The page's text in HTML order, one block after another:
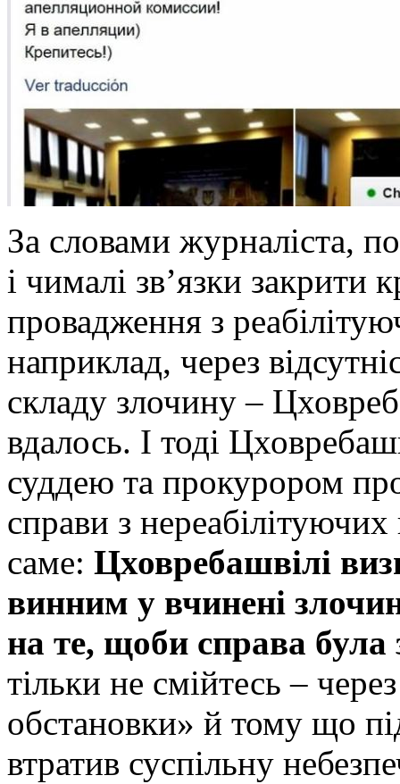
За словами журналіста,
і чималі зв’язки закрити
провадження з
наприклад, через
складу злочину –
вдалось. І тоді
суддею та прокурором
справи з
саме: Цховребашвілі
винним у вчинені
на те, щоби справа була
тільки не смійтесь –
обстановки» й тому що
втратив суспільну